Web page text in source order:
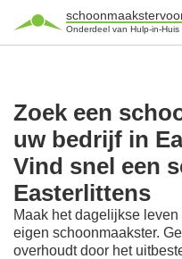
Onderdeel van Hulp-in-Huis
Zoek een
uw bedrijf in
Vind snel een
Easterlittens
Maak het dagelijkse
eigen schoonmaakster.
overhoudt door het